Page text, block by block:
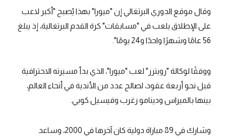
وقال موقع الدوري البرتغالي إن "ميورا" بهذا يُصبح "أكبر لاعب
على الإطلاق يلعب في "مسابقات" كرة القدم البرتغالية، إذ يبلغ
56 عامًا وشهرًا واحدًا و24 يومًا".
ووفقًا لوكالة "رويترز" لعب "ميورا"، الذي بدأ مسيرته الاحترافية
قبل نحو أربعة عقود، لصالح عدد من الأندية في أنحاء العالم،
بينها بالميراس ودينامو زغرب وفيسيل كوبي.
وشارك في 89 مباراة دولية كان آخرها في 2000، وساعد